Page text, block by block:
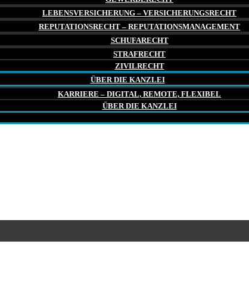
LEBENSVERSICHERUNG – VERSICHERUNGSRECHT
REPUTATIONSRECHT – REPUTATIONSMANAGEMENT
SCHUFARECHT
STRAFRECHT
ZIVILRECHT
ÜBER DIE KANZLEI
KARRIERE – DIGITAL, REMOTE, FLEXIBEL
ÜBER DIE KANZLEI